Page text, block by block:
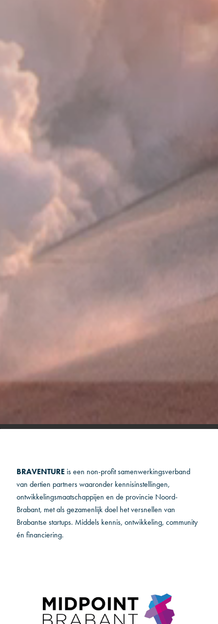
BRAVENTURE is een non-profit samenwerkingsverband
van dertien partners waaronder kennisinstellingen,
ontwikkelingsmaatschappijen en de provincie Noord-
Brabant, met als gezamenlijk doel het versnellen van
Brabantse startups. Middels kennis, ontwikkeling, community
én financiering.